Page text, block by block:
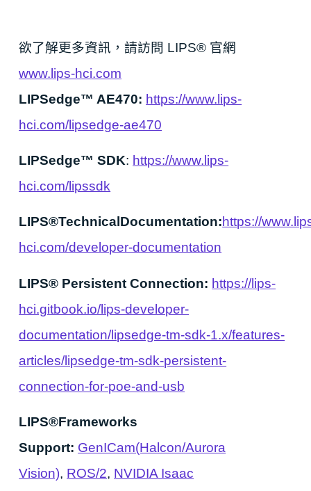
欲了解更多資訊，請訪問 LIPS® 官網
www.lips-hci.com
LIPSedge™ AE470: https://www.lips-
hci.com/lipsedge-ae470
LIPSedge™ SDK: https://www.lips-
hci.com/lipssdk
LIPS®TechnicalDocumentation:https://
hci.com/developer-documentation
LIPS® Persistent Connection: https://lips-
hci.gitbook.io/lips-developer-
documentation/lipsedge-tm-sdk-1.x/features-
articles/lipsedge-tm-sdk-persistent-
connection-for-poe-and-usb
LIPS®Frameworks
Support: GenICam(Halcon/Aurora
Vision), ROS/2, NVIDIA Isaac